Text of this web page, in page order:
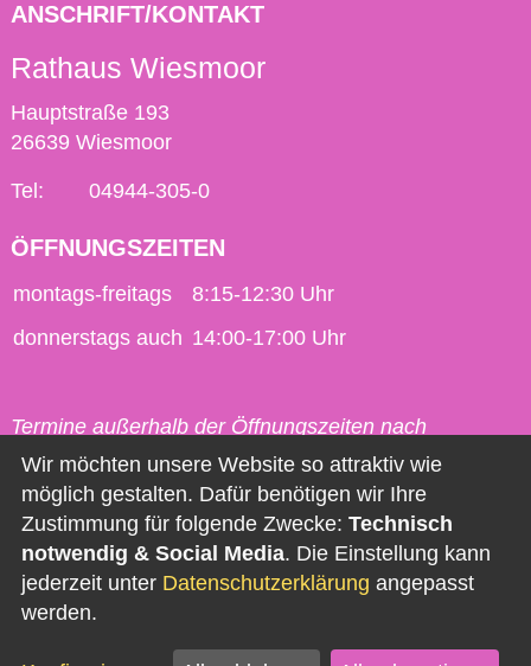
ANSCHRIFT/KONTAKT
Rathaus Wiesmoor
Hauptstraße 193
26639 Wiesmoor
Tel: 04944-305-0
ÖFFNUNGSZEITEN
montags-freitags
8:15-12:30 Uhr
donnerstags auch 14:00-17:00 Uhr
Termine außerhalb der Öffnungszeiten nach
vorheriger Vereinbarung möglich.
Kontakt
Impressum
Datenschutz
Wir möchten unsere Website so attraktiv wie
möglich gestalten. Dafür benötigen wir Ihre
Zustimmung für folgende Zwecke: Technisch
notwendig & Social Media. Die Einstellung kann
jederzeit unter Datenschutzerklärung angepasst
werden.